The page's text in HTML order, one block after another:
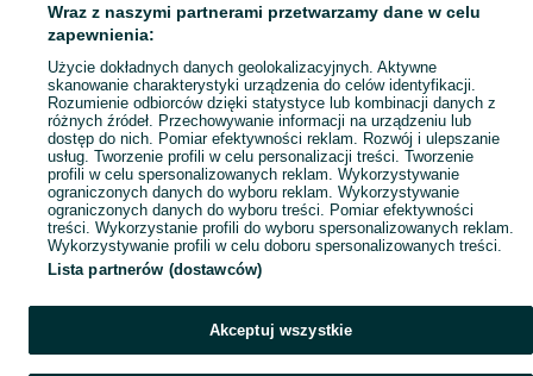
Mapa miejscowości
Mapa ministron
Popularne wyszukiwania
Wraz z naszymi partnerami przetwarzamy dane w celu
zapewnienia:
Użycie dokładnych danych geolokalizacyjnych. Aktywne
skanowanie charakterystyki urządzenia do celów identyfikacji.
Rozumienie odbiorców dzięki statystyce lub kombinacji danych z
różnych źródeł. Przechowywanie informacji na urządzeniu lub
dostęp do nich. Pomiar efektywności reklam. Rozwój i ulepszanie
usług. Tworzenie profili w celu personalizacji treści. Tworzenie
profili w celu spersonalizowanych reklam. Wykorzystywanie
ograniczonych danych do wyboru reklam. Wykorzystywanie
ograniczonych danych do wyboru treści. Pomiar efektywności
treści. Wykorzystanie profili do wyboru spersonalizowanych reklam.
Wykorzystywanie profili w celu doboru spersonalizowanych treści.
Lista partnerów (dostawców)
Akceptuj wszystkie